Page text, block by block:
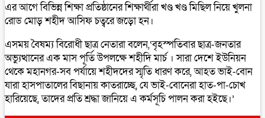
এর আগে বিভিন্ন শিক্ষা প্রতিষ্ঠানের শিক্ষার্থীরা খণ্ড খণ্ড মিছিল নিয়ে খুলনা
রোড মোড় শহীদ আসিফ চত্বরে জড়ো হন।
এসময় বৈষম্য বিরোধী ছাত্র নেতারা বলেন,‘বৃহস্পতিবার ছাত্র-জনতার
অভ্যুত্থানের এক মাস পূর্তি উপলক্ষে শহীদি মার্চ । সারা দেশে ইউনিয়ন
থেকে মহানগর-সব পর্যায়ে শহীদদের স্মৃতি ধারণ করে, আহত ভাই-বোন
যারা হাসপাতালের বিছানায় কাতরাচ্ছে, যে ভাই-বোনেরা হাত-পা-চোখ
হারিয়েছে, তাদের প্রতি শ্রদ্ধা জানিয়ে এ কর্মসূচি পালন করা হইছে।’